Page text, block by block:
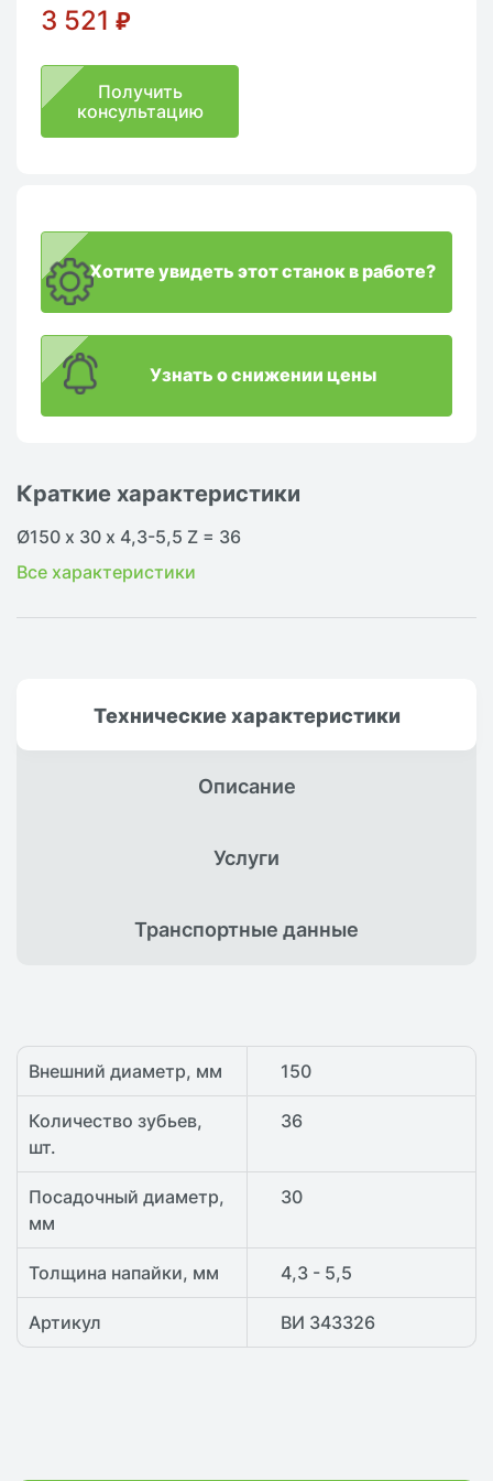
Краткие характеристики
Ø150 х 30 х 4,3-5,5 Z = 36
Все характеристики
3 521 ₽
Получить
консультацию
Хотите увидеть этот станок в работе?
Узнать о снижении цены
Техническиехарактеристики
Описание
Услуги
Транспортныеданные
Внешний диаметр, мм 150
Количество зубьев,
шт.
36
Посадочный диаметр,
мм
30
Толщина напайки, мм 4,3 - 5,5
Артикул ВИ 343326